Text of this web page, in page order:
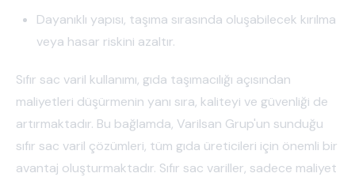
Dayanıklı yapısı, taşıma sırasında oluşabilecek kırılma
veya hasar riskini azaltır.
Sıfır sac varil kullanımı, gıda taşımacılığı açısından
maliyetleri düşürmenin yanı sıra, kaliteyi ve güvenliği de
artırmaktadır. Bu bağlamda, Varilsan Grup'un sunduğu
sıfır sac varil çözümleri, tüm gıda üreticileri için önemli bir
avantaj oluşturmaktadır. Sıfır sac variller, sadece maliyet